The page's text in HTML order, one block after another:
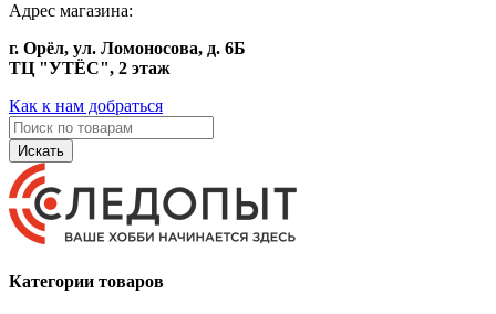
Адрес магазина:
г. Орёл, ул. Ломоносова, д. 6Б
ТЦ "УТЁС", 2 этаж
Как к нам добраться
Искать
Категории товаров